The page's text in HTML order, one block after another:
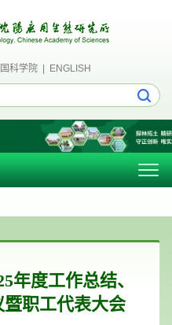
科学院| ENGLISH
年度工作总结、
暨职工代表大会